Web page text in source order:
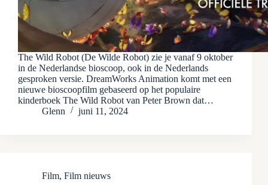
The Wild Robot (De Wilde Robot) zie je vanaf 9 oktober
in de Nederlandse bioscoop, ook in de Nederlands
gesproken versie. DreamWorks Animation komt met een
nieuwe bioscoopfilm gebaseerd op het populaire
kinderboek The Wild Robot van Peter Brown dat…
Glenn
juni 11, 2024
Film, Film nieuws